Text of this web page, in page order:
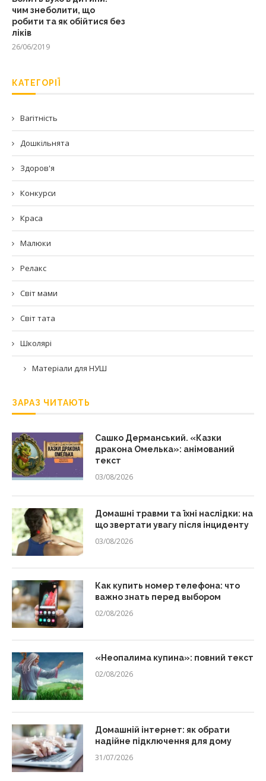
чим знеболити, що
робити та як обійтися без
ліків
26/06/2019
КАТЕГОРІЇ
Вагітність
Дошкільнята
Здоров'я
Конкурси
Краса
Малюки
Релакс
Світ мами
Світ тата
Школярі
Матеріали для НУШ
ЗАРАЗ ЧИТАЮТЬ
Сашко Дерманський. «Казки
дракона Омелька»: анімований
текст
03/08/2026
Домашні травми та їхні наслідки: на
що звертати увагу після інциденту
03/08/2026
Как купить номер телефона: что
важно знать перед выбором
02/08/2026
«Неопалима купина»: повний текст
02/08/2026
Домашній інтернет: як обрати
надійне підключення для дому
31/07/2026